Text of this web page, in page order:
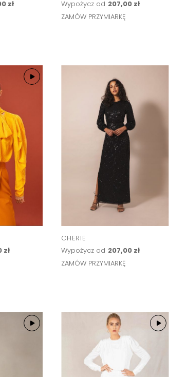
zł
Wypożycz od 207,00 zł
ZAMÓW PRZYMIARKĘ
zł
CHERIE
Wypożycz od 207,00 zł
ZAMÓW PRZYMIARKĘ